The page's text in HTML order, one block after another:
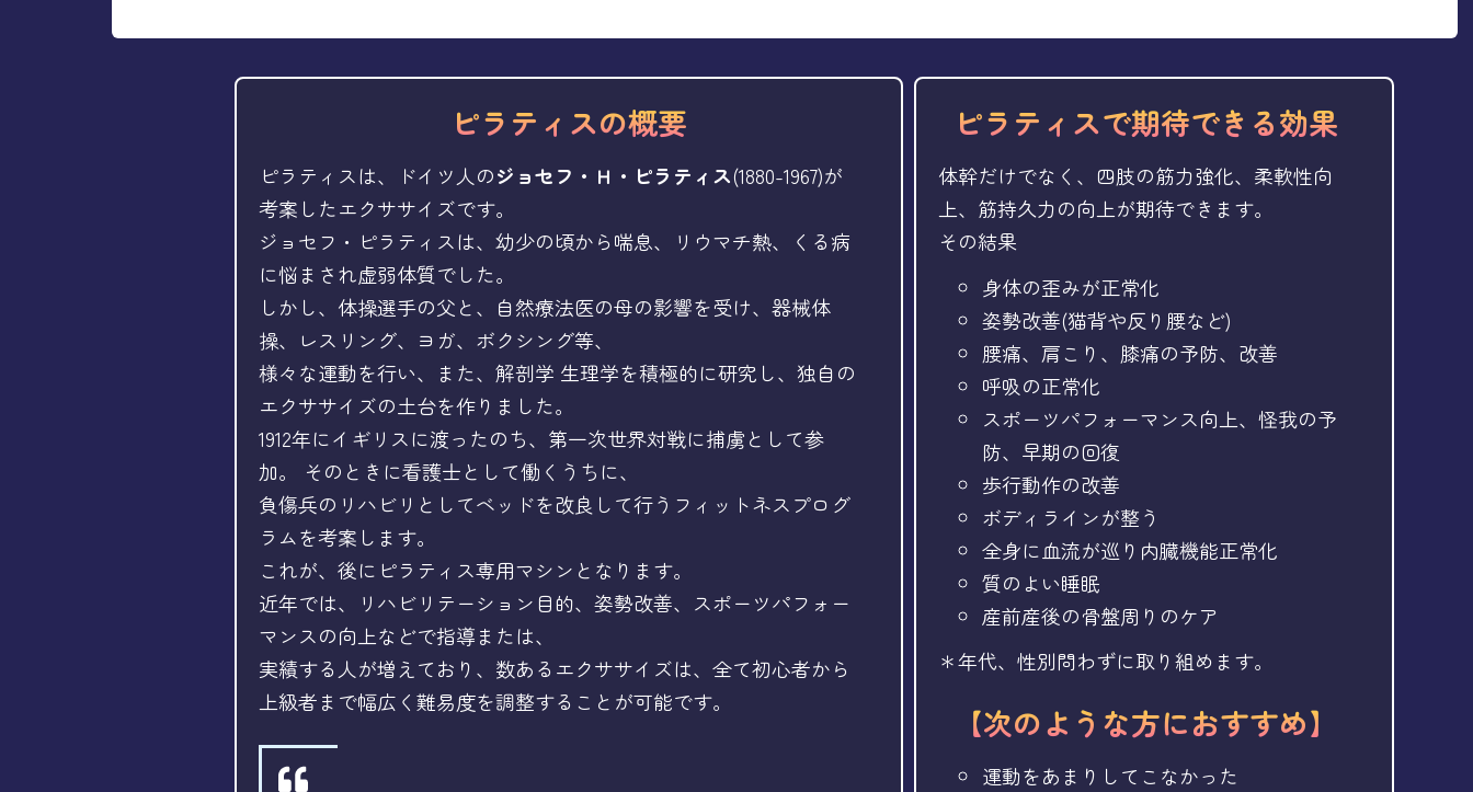
ピラティスの概要
ピラティスは、ドイツ人のジョセフ・Ｈ・ピラティス(1880-1967)が
考案したエクササイズです。
ジョセフ・ピラティスは、幼少の頃から喘息、リウマチ熱、くる病
に悩まされ虚弱体質でした。
しかし、体操選手の父と、自然療法医の母の影響を受け、器械体
操、レスリング、ヨガ、ボクシング等、
様々な運動を行い、また、解剖学 生理学を積極的に研究し、独自の
エクササイズの土台を作りました。
1912年にイギリスに渡ったのち、第一次世界対戦に捕虜として参
加。 そのときに看護士として働くうちに、
負傷兵のリハビリとしてベッドを改良して行うフィットネスプログ
ラムを考案します。
これが、後にピラティス専用マシンとなります。
近年では、リハビリテーション目的、姿勢改善、スポーツパフォー
マンスの向上などで指導または、
実績する人が増えており、数あるエクササイズは、全て初心者から
上級者まで幅広く難易度を調整することが可能です。
ピラティスで期待できる効果
体幹だけでなく、四肢の筋力強化、柔軟性向
上、筋持久力の向上が期待できます。
その結果
身体の歪みが正常化
姿勢改善(猫背や反り腰など)
腰痛、肩こり、膝痛の予防、改善
呼吸の正常化
スポーツパフォーマンス向上、怪我の予
防、早期の回復
歩行動作の改善
ボディラインが整う
全身に血流が巡り内臓機能正常化
質のよい睡眠
産前産後の骨盤周りのケア
＊年代、性別問わずに取り組めます。
【次のような方におすすめ】
運動をあまりしてこなかった